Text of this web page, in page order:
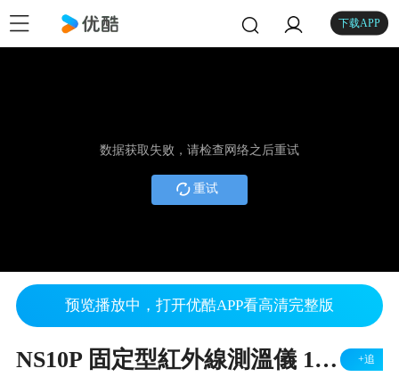
下载APP
数据获取失败，请检查网络之后重试
重试
预览播放中，打开优酷APP看高清完整版
NS10P 固定型紅外線測溫儀 100~1600 度 +追